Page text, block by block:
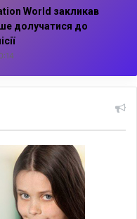
World закликав
долучатися до